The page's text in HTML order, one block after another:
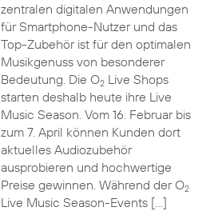
zentralen digitalen Anwendungen
für Smartphone-Nutzer und das
Top-Zubehör ist für den optimalen
Musikgenuss von besonderer
Bedeutung. Die O2Live Shops
starten deshalb heute ihre Live
Music Season. Vom 16. Februar bis
zum 7. April können Kunden dort
aktuelles Audiozubehör
ausprobieren und hochwertige
Preise gewinnen. Während der O2
Live Music Season-Events […]